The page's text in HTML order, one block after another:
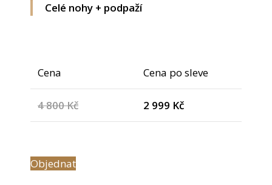
Celé nohy + podpaží
Cena Cena po sleve
4 800 Kč 2 999 Kč
Objednat